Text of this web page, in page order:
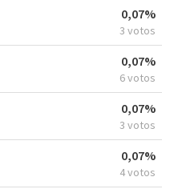
0,07%
3 votos
0,07%
6 votos
0,07%
3 votos
0,07%
4 votos